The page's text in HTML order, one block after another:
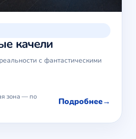
качели
с фантастическими
зона — по
Подробнее